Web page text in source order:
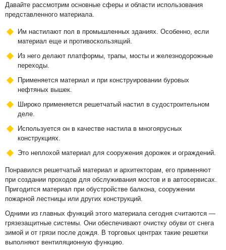
Давайте рассмотрим основные сферы и области использования
представленного материала.
Им настилают пол в промышленных зданиях. Особенно, если
материал еще и противоскользящий.
Из него делают платформы, трапы, мосты и железнодорожные
переходы.
Применяется материал и при конструировании буровых
нефтяных вышек.
Широко применяется решетчатый настил в судостроительном
деле.
Используется он в качестве настила в многоярусных
конструкциях.
Это неплохой материал для сооружения дорожек и ограждений.
Понравился решетчатый материал и архитекторам, его применяют
при создании проходов для обслуживания мостов и в автосервисах.
Пригодится материал при обустройстве балкона, сооружении
пожарной лестницы или других конструкций.
Одними из главных функций этого материала сегодня считаются —
грязезащитные системы. Они обеспечивают очистку обуви от снега
зимой и от грязи после дождя. В торговых центрах такие решетки
выполняют вентиляционную функцию.